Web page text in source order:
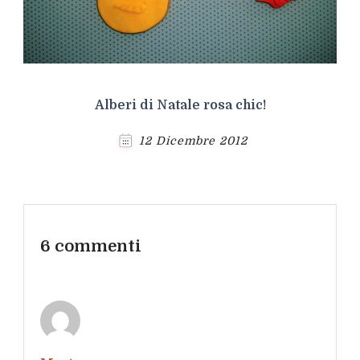
Alberi di Natale rosa chic!
12 Dicembre 2012
6 commenti